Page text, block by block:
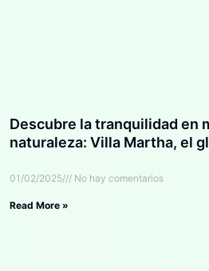
Descubre la tranquilidad en
naturaleza: Villa Martha, el
01/02/2025 No hay comentarios
Read More »